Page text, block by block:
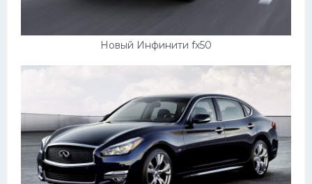
Новый Инфинити fx50